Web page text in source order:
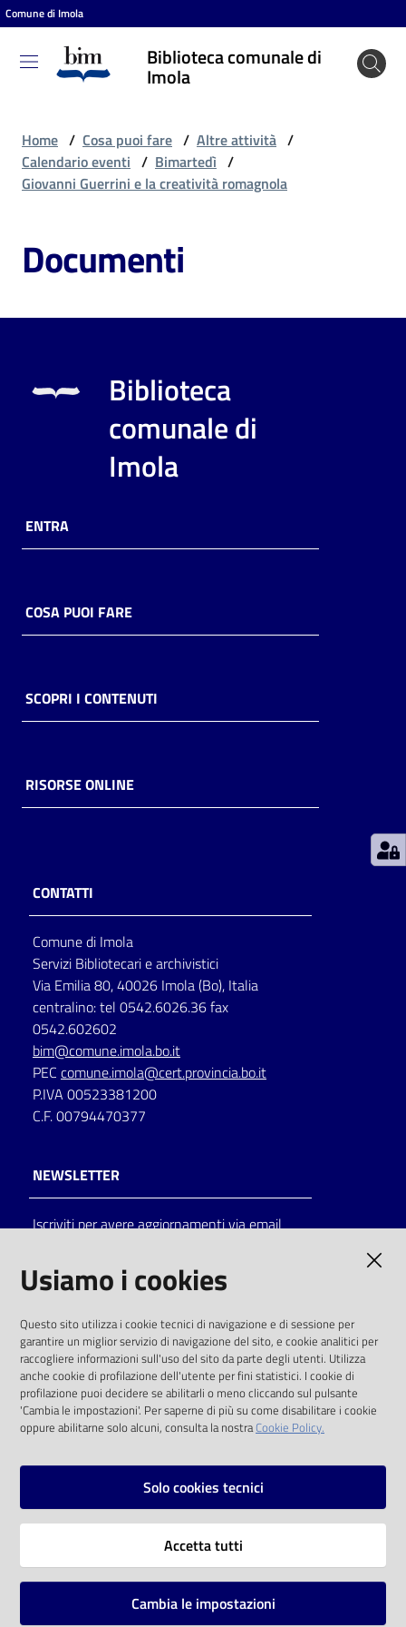
Vai al contenuto
Vai alla navigazione
Vai al footer
Comune di Imola
Biblioteca comunale di
Imola
Biblioteca
comunale
Cosa
fare
Scopri
online
Piani
Decentrate
Seguici
su
on line
Eventi
Chiedi al
bibliotecario
Avvisi
Home / Cosa puoi fare / Altre attività /
Calendario eventi / Bimartedì /
Giovanni Guerrini e la creatività romagnola
Documenti
Biblioteca
comunale di
Imola
ENTRA
COSA PUOI FARE
SCOPRI I CONTENUTI
RISORSE ONLINE
CONTATTI
Comune di Imola
Servizi Bibliotecari e archivistici
Via Emilia 80, 40026 Imola (Bo), Italia
centralino: tel 0542.6026.36 fax
0542.602602
bim@comune.imola.bo.it
PEC comune.imola@cert.provincia.bo.it
P.IVA 00523381200
C.F. 00794470377
NEWSLETTER
Iscriviti per avere aggiornamenti via email
solo alle condizioni previste dalla direttiva
comunitaria 2003/98/CE e dal d.lgs. 36/2006
SOCIAL
Instagram
Vai alla pagina
Usiamo i cookies
Questo sito utilizza i cookie tecnici di navigazione e di sessione per
garantire un miglior servizio di navigazione del sito, e cookie analitici per
raccogliere informazioni sull'uso del sito da parte degli utenti. Utilizza
anche cookie di profilazione dell'utente per fini statistici. I cookie di
profilazione puoi decidere se abilitarli o meno cliccando sul pulsante
'Cambia le impostazioni'. Per saperne di più su come disabilitare i cookie
oppure abilitarne solo alcuni, consulta la nostraCookie Policy.
Solo cookies tecnici
Accetta tutti
Cambia le impostazioni